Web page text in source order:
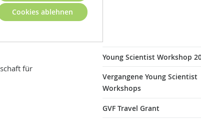
Cookies ablehnen
für
Young Scientist Workshop
Vergangene Young Scientist
Workshops
GVF Travel Grant